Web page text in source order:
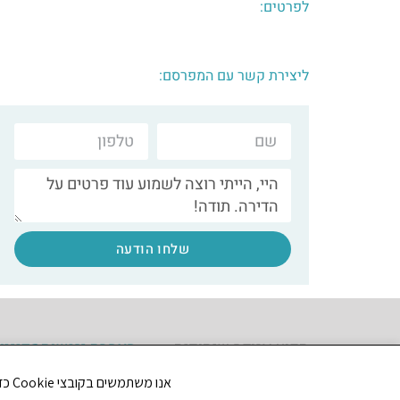
לפרטים:
ליצירת קשר עם המפרסם:
שלחו הודעה
תקוע אגודה שיתופית הצהרת נגישות
אנו משתמשים בקובצי Cookie כדי לשפר את חווית הגלישה שלך ולנתח את תנועת הגולשים באתר. האם את/ה מסכים/ה לשימוש בקובצי Cookie?